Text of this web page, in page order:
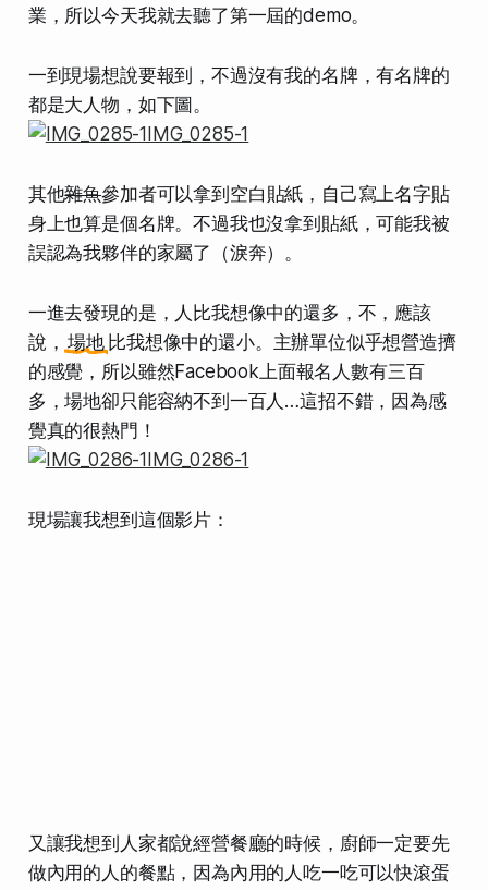
業，所以今天我就去聽了第一屆的demo。
一到現場想說要報到，不過沒有我的名牌，有名牌的
都是大人物，如下圖。
其他雜魚參加者可以拿到空白貼紙，自己寫上名字貼
身上也算是個名牌。不過我也沒拿到貼紙，可能我被
誤認為我夥伴的家屬了（淚奔）。
一進去發現的是，人比我想像中的還多，不，應該
說， 場地 比我想像中的還小。主辦單位似乎想營造擠
的感覺，所以雖然Facebook上面報名人數有三百
多，場地卻只能容納不到一百人…這招不錯，因為感
覺真的很熱門！
現場讓我想到這個影片：
又讓我想到人家都說經營餐廳的時候，廚師一定要先
做內用的人的餐點，因為內用的人吃一吃可以快滾蛋